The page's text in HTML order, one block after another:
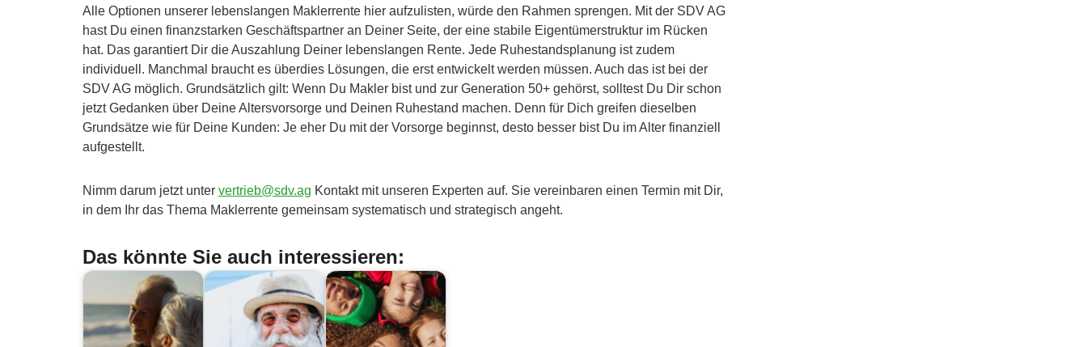
Alle Optionen unserer lebenslangen Maklerrente hier aufzulisten, würde den Rahmen sprengen. Mit der SDV AG
hast Du einen finanzstarken Geschäftspartner an Deiner Seite, der eine stabile Eigentümerstruktur im Rücken
hat. Das garantiert Dir die Auszahlung Deiner lebenslangen Rente. Jede Ruhestandsplanung ist zudem
individuell. Manchmal braucht es überdies Lösungen, die erst entwickelt werden müssen. Auch das ist bei der
SDV AG möglich. Grundsätzlich gilt: Wenn Du Makler bist und zur Generation 50+ gehörst, solltest Du Dir schon
jetzt Gedanken über Deine Altersvorsorge und Deinen Ruhestand machen. Denn für Dich greifen dieselben
Grundsätze wie für Deine Kunden: Je eher Du mit der Vorsorge beginnst, desto besser bist Du im Alter finanziell
aufgestellt.
Nimm darum jetzt unter vertrieb@sdv.ag Kontakt mit unseren Experten auf. Sie vereinbaren einen Termin mit Dir,
in dem Ihr das Thema Maklerrente gemeinsam systematisch und strategisch angeht.
Das könnte Sie auch interessieren: